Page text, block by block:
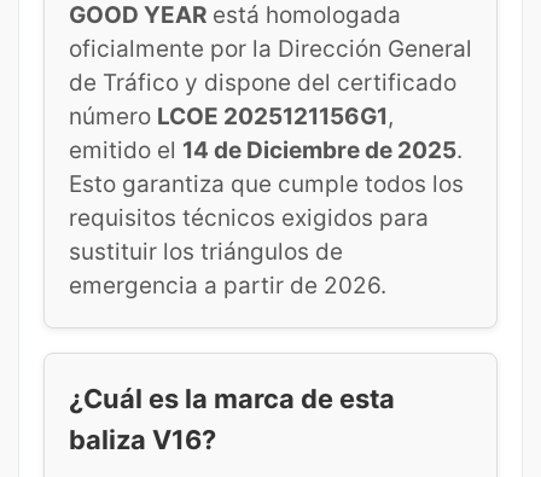
GOOD YEAR está homologada
oficialmente por la Dirección General
de Tráfico y dispone del certificado
número LCOE 2025121156G1,
emitido el 14 de Diciembre de 2025.
Esto garantiza que cumple todos los
requisitos técnicos exigidos para
sustituir los triángulos de
emergencia a partir de 2026.
¿Cuál es la marca de esta
baliza V16?